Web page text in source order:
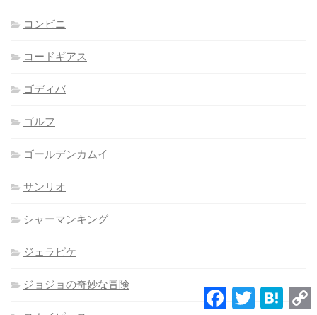
コンビニ
コードギアス
ゴディバ
ゴルフ
ゴールデンカムイ
サンリオ
シャーマンキング
ジェラピケ
ジョジョの奇妙な冒険
FacebookTwitter Hatena